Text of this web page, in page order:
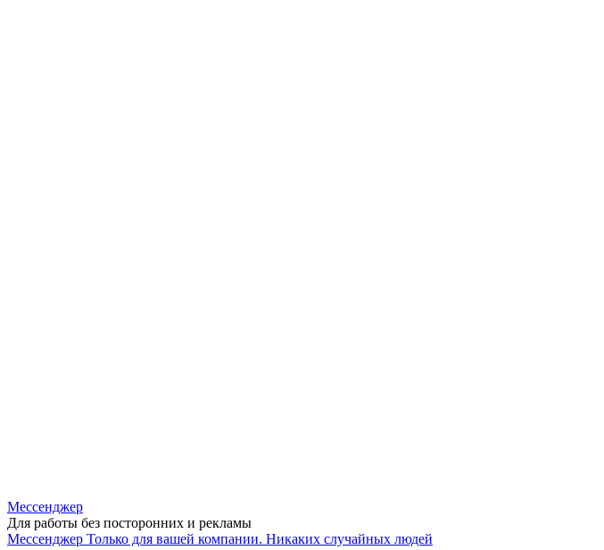
Мессенджер
Для работы без посторонних и рекламы
Мессенджер Только для вашей компании. Никаких случайных людей